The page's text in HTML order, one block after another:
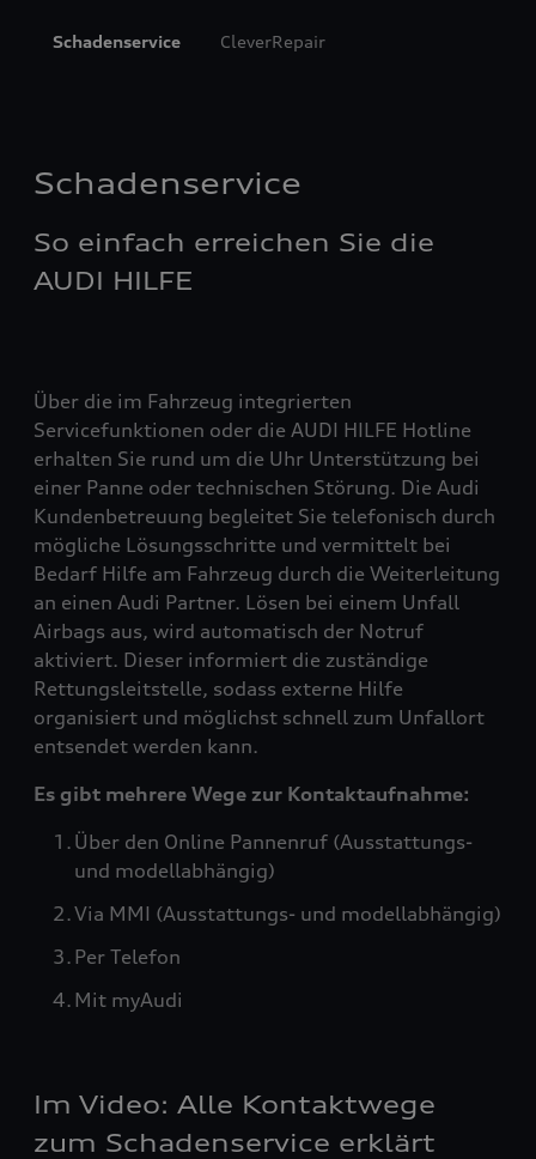
Schadenservice CleverRepair
Schadenservice
So einfach erreichen Sie die
AUDI HILFE
Über die im Fahrzeug integrierten
Servicefunktionen oder die AUDI HILFE Hotline
erhalten Sie rund um die Uhr Unterstützung bei
einer Panne oder technischen Störung. Die Audi
Kundenbetreuung begleitet Sie telefonisch durch
mögliche Lösungsschritte und vermittelt bei
Bedarf Hilfe am Fahrzeug durch die Weiterleitung
an einen Audi Partner. Lösen bei einem Unfall
Airbags aus, wird automatisch der Notruf
aktiviert. Dieser informiert die zuständige
Rettungsleitstelle, sodass externe Hilfe
organisiert und möglichst schnell zum Unfallort
entsendet werden kann.
Es gibt mehrere Wege zur Kontaktaufnahme:
Über den Online Pannenruf (Ausstattungs-
und modellabhängig)
Via MMI (Ausstattungs- und modellabhängig)
Per Telefon
Mit myAudi
Im Video: Alle Kontaktwege
zum Schadenservice erklärt